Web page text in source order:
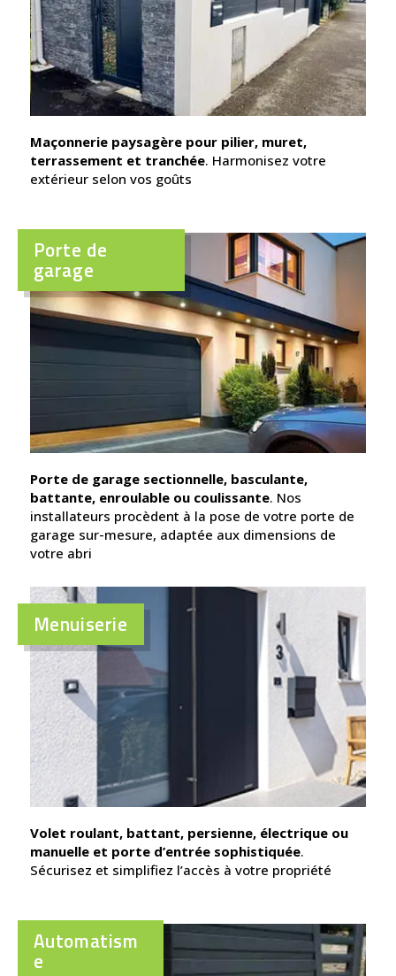
Maçonnerie paysagère pour pilier, muret,
terrassement et tranchée. Harmonisez votre
extérieur selon vos goûts
Porte de
garage
Porte de garage sectionnelle, basculante,
battante, enroulable ou coulissante. Nos
installateurs procèdent à la pose de votre porte de
garage sur-mesure, adaptée aux dimensions de
votre abri
Menuiserie
Volet roulant, battant, persienne, électrique ou
manuelle et porte d’entrée sophistiquée.
Sécurisez et simplifiez l’accès à votre propriété
Automatism
e